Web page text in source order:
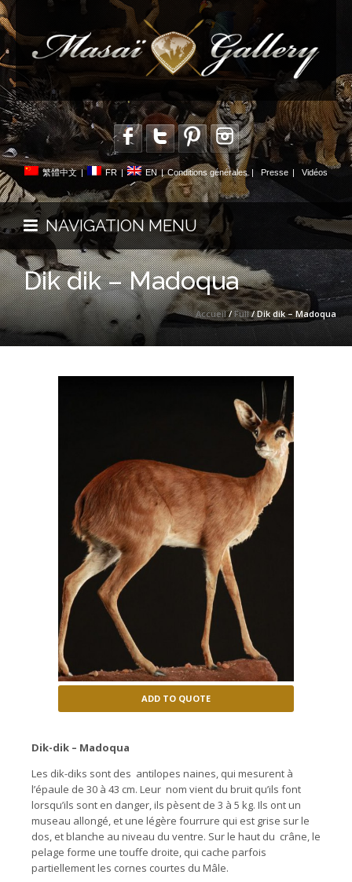
繁體中文 | FR | EN | Conditions générales Presse Vidéos
NAVIGATION MENU
Dik dik – Madoqua
Accueil/Full/ Dik dik – Madoqua
ADD TO QUOTE
Dik-dik – Madoqua
Les dik-diks sont des antilopes naines, qui mesurent à
l’épaule de 30 à 43 cm. Leur nom vient du bruit qu’ils font
lorsqu’ils sont en danger, ils pèsent de 3 à 5 kg. Ils ont un
museau allongé, et une légère fourrure qui est grise sur le
dos, et blanche au niveau du ventre. Sur le haut du crâne, le
pelage forme une touffe droite, qui cache parfois
partiellement les cornes courtes du Mâle.